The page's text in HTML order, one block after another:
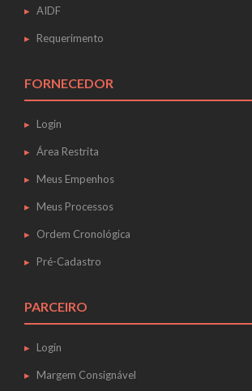
AIDF
Requerimento
FORNECEDOR
Login
Área Restrita
Meus Empenhos
Meus Processos
Ordem Cronológica
Pré-Cadastro
PARCEIRO
Login
Margem Consignável